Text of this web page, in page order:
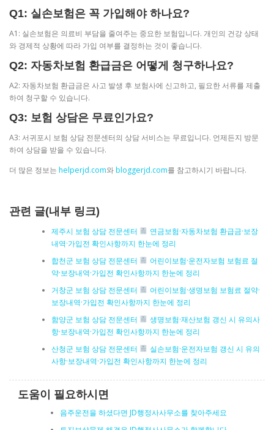
Q1: 실손보험은 꼭 가입해야 하나요?
A1: 실손보험은 의료비 부담을 줄여주는 중요한 보험입니다. 개인의 건강 상태
와 경제적 상황에 따라 가입 여부를 결정하는 것이 좋습니다.
Q2: 자동차보험 환급금은 어떻게 청구하나요?
A2: 자동차보험 환급금은 사고 발생 후 보험사에 신고하고, 필요한 서류를 제출
하여 청구할 수 있습니다.
Q3: 보험 상담은 무료인가요?
A3: 서귀포시 보험 상담 전문센터의 상담 서비스는 무료입니다. 언제든지 방문
하여 상담을 받을 수 있습니다.
더 많은 정보는 helperjd.com와bloggerjd.com를 참고하시기 바랍니다.
관련 글(내부 링크)
제주시 보험 상담 전문센터
연금보험·자동차보험 환급금·보장
내역·가입전 확인사항까지 한눈에 정리
합천군 보험 상담 전문센터
어린이보험·운전자보험 보험료 절
약·보장내역·가입전 확인사항까지 한눈에 정리
거창군 보험 상담 전문센터
어린이보험·생명보험 보험료 절약·
보장내역·가입전 확인사항까지 한눈에 정리
함양군 보험 상담 전문센터
생명보험·재산보험 갱신 시 유의사
항·보장내역·가입전 확인사항까지 한눈에 정리
산청군 보험 상담 전문센터
실손보험·운전자보험 갱신 시 유의
사항·보장내역·가입전 확인사항까지 한눈에 정리
도움이 필요하시면
음주운전을 하셨다면 JD행정사사무소를 찾아주세요